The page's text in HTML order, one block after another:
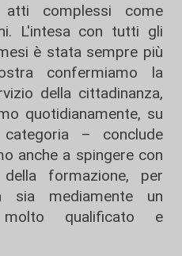
complessi come
L'intesa con tutti gli
è stata sempre più
confermiamo la
della cittadinanza,
quotidianamente, su
– conclude
anche a spingere con
formazione, per
sia mediamente un
qualificato e